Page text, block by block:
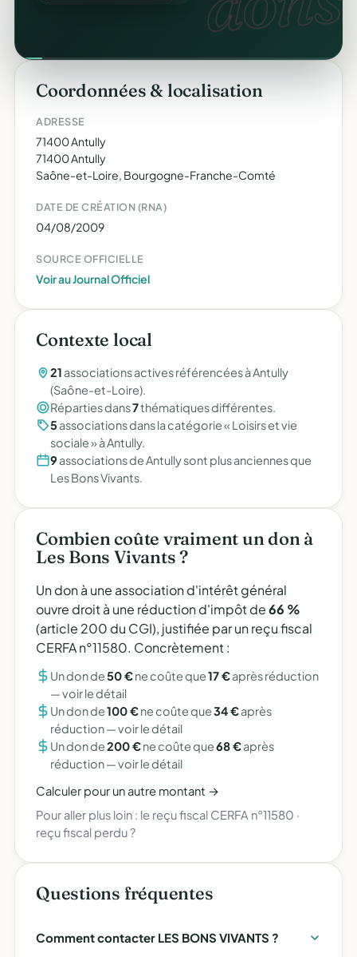
Coordonnées & localisation
ADRESSE
71400 Antully
71400 Antully
Saône-et-Loire, Bourgogne-Franche-Comté
DATE DE CRÉATION (RNA)
04/08/2009
SOURCE OFFICIELLE
Voir au Journal Officiel
Contexte local
21 associations actives référencées à Antully
(Saône-et-Loire).
Réparties dans7thématiques différentes.
5associations dans la catégorie « Loisirs et vie
sociale » à Antully.
9 associations de Antully sont plus anciennes que
Les Bons Vivants.
Combien coûte vraiment un don à
Les Bons Vivants ?
Un don à une association d'intérêt général
ouvre droit à une réduction d'impôt de66 %
(article 200 du CGI), justifiée par un reçu fiscal
CERFA n°11580. Concrètement :
Un don de50 €ne coûte que17 €après réduction
—voir le détail
Un don de100 €ne coûte que34 €après
réduction —voir le détail
Un don de200 €ne coûte que68 €après
réduction —voir le détail
Calculer pour un autre montant →
Pour aller plus loin : le reçu fiscal CERFA n°11580 ·
reçu fiscal perdu ?
Questions fréquentes
Comment contacter LES BONS VIVANTS ?